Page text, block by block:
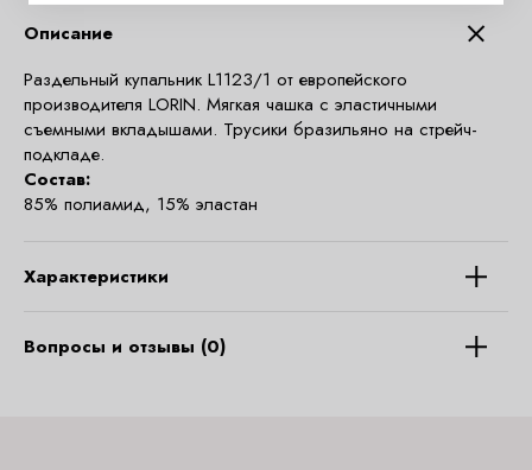
Описание
Раздельный купальник L1123/1 от европейского
производителя LORIN. Мягкая чашка с эластичными
съемными вкладышами. Трусики бразильяно на стрейч-
подкладе.
Состав:
85% полиамид, 15% эластан
Характеристики
Вопросы и отзывы (0)